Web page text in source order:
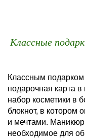
Классные
Классным подарком
подарочная карта
набор косметики в
блокнот, в котором
и мечтами.
необходимое для